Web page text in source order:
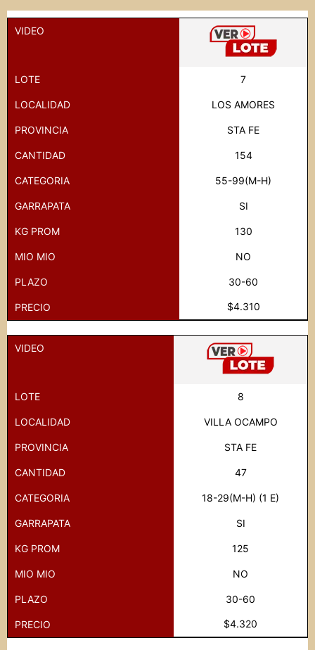
VIDEO
LOTE 7
LOCALIDAD LOS AMORES
PROVINCIA STA FE
CANTIDAD 154
CATEGORIA 55-99(M-H)
GARRAPATA SI
KG PROM 130
MIO MIO NO
PLAZO 30-60
PRECIO $4.310
VIDEO
LOTE 8
LOCALIDAD VILLA OCAMPO
PROVINCIA STA FE
CANTIDAD 47
CATEGORIA 18-29(M-H) (1 E)
GARRAPATA SI
KG PROM 125
MIO MIO NO
PLAZO 30-60
PRECIO $4.320